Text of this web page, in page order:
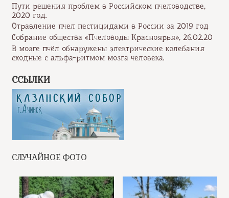
Пути решения проблем в Российском пчеловодстве,
2020 год.
Отравление пчел пестицидами в России за 2019 год
Собрание общества «Пчеловоды Красноярья», 26.02.20
В мозге пчёл обнаружены электрические колебания
сходные с альфа-ритмом мозга человека.
ССЫЛКИ
СЛУЧАЙНОЕ ФОТО